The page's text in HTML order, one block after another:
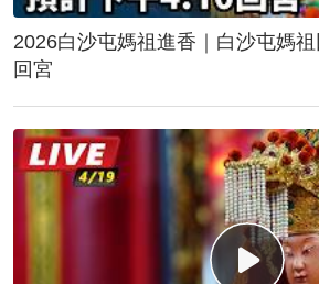
2026白沙屯媽祖進香｜白沙屯媽祖回鑾 預計下
回宮